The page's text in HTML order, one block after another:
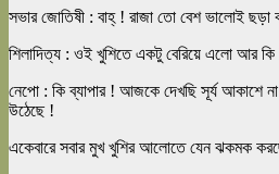
সভার জোতিষী : বাহ্ ! রাজা তো বেশ ভালোই ছড়া
শিলাদিত্য : ওই খুশিতে একটু বেরিয়ে এলো আর কি
নেপো : কি ব্যাপার ! আজকে দেখছি সূর্য আকাশে না
উঠেছে !
একেবারে সবার মুখ খুশির আলোতে যেন ঝকমক